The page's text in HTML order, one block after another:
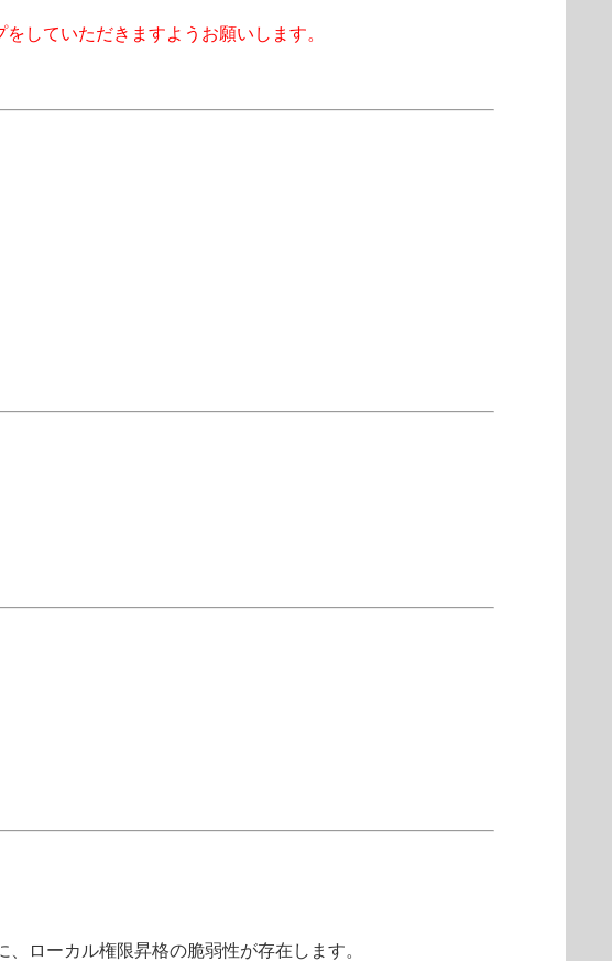
していただきますようお願いします。
ローカル権限昇格の脆弱性が存在します。